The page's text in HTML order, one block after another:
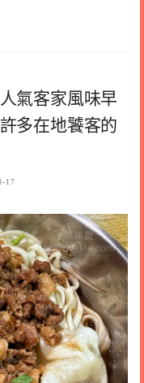
氣客家風味早
多在地饕客的
17